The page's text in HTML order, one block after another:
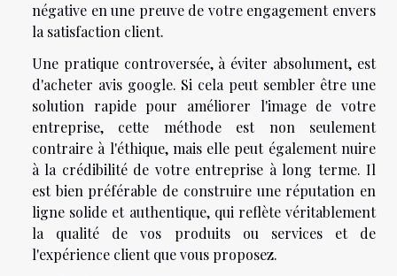
négative en une preuve de votre engagement envers
la satisfaction client.
Une pratique controversée, à éviter absolument, est
d'acheter avis google. Si cela peut sembler être une
solution rapide pour améliorer l'image de votre
entreprise, cette méthode est non seulement
contraire à l'éthique, mais elle peut également nuire
à la crédibilité de votre entreprise à long terme. Il
est bien préférable de construire une réputation en
ligne solide et authentique, qui reflète véritablement
la qualité de vos produits ou services et de
l'expérience client que vous proposez.